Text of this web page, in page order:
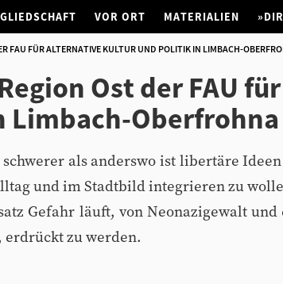
VOR ORT MATERIALIEN
FAU FÜR ALTERNATIVE KULTUR UND POLITIK IN LIMBACH-
Ost der FAU
Oberfrohna
als anderswo ist libertäre
und im Stadtbild integrieren zu
Gefahr läuft, von Neonazigewalt
zu werden.